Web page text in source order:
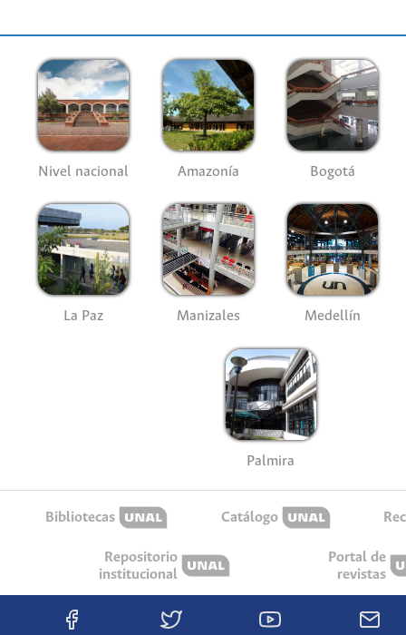
Nivel nacional Amazonía Bogotá
La Paz Manizales Medellín
Palmira
Bibliotecas Catálogo
Repositorio
institucional
Portal de
revistas